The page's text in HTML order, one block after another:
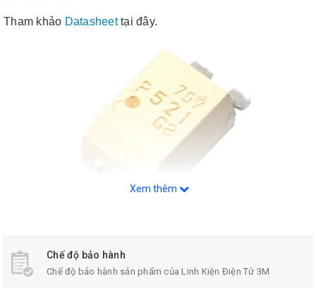
Tham khảo Datasheettại đây.
TLP521 1GB SOP-4 Optocouplers
Xem thêm
Chế độ bảo hành
Chế độ bảo hành sản phẩm của Linh Kiện Điện Tử 3M